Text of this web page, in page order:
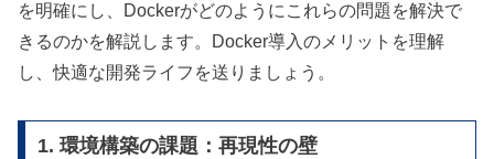
を明確にし、Dockerがどのようにこれらの問題を解決で
きるのかを解説します。Docker導入のメリットを理解
し、快適な開発ライフを送りましょう。
1. 環境構築の課題：再現性の壁